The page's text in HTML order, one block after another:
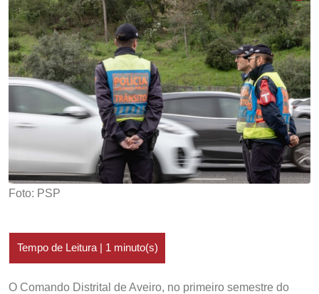
Foto: PSP
O Comando Distrital de Aveiro, no primeiro semestre do